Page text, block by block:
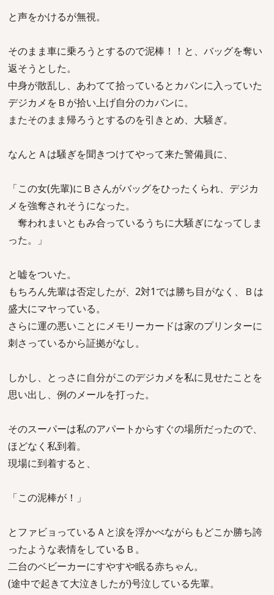
と声をかけるが無視。
そのまま車に乗ろうとするので泥棒！！と、バッグを奪い
返そうとした。
中身が散乱し、あわてて拾っているとカバンに入っていた
デジカメをＢが拾い上げ自分のカバンに。
またそのまま帰ろうとするのを引きとめ、大騒ぎ。
なんとＡは騒ぎを聞きつけてやって来た警備員に、
「この女(先輩)にＢさんがバッグをひったくられ、デジカ
メを強奪されそうになった。
奪われまいともみ合っているうちに大騒ぎになってしま
った。」
と嘘をついた。
もちろん先輩は否定したが、2対1では勝ち目がなく、Ｂは
盛大にマヤっている。
さらに運の悪いことにメモリーカードは家のプリンターに
刺さっているから証拠がなし。
しかし、とっさに自分がこのデジカメを私に見せたことを
思い出し、例のメールを打った。
そのスーパーは私のアパートからすぐの場所だったので、
ほどなく私到着。
現場に到着すると、
「この泥棒が！」
とファビョっているＡと涙を浮かべながらもどこか勝ち誇
ったような表情をしているＢ。
二台のベビーカーにすやすや眠る赤ちゃん。
(途中で起きて大泣きしたが)号泣している先輩。